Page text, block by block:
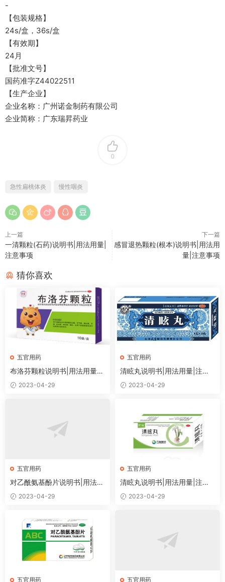
-
【包装规格】
24s/盒，36s/盒
【有效期】
24月
【批准文号】
国药准字Z44022511
【生产企业】
企业名称：广州诺金制药有限公司
企业简称：广东瑞昇药业
0
急性扁桃体炎 慢性咽炎
上一篇
一清颗粒(石药)说明书|用法用量|
注意事项
下一篇
感冒退热颗粒(根本)说明书|用法用
量|注意事项
猜你喜欢
五官用药
布洛芬颗粒说明书|用法用量|
注意事项
2023-04-29
五官用药
清眩丸说明书|用法用量|注意
事项2023-04-29
五官用药
对乙酰氨基酚片说明书|用法用
量|注意事项
2023-04-29
五官用药
清眩丸说明书|用法用量|注意
事项2023-04-29
五官用药 五官用药